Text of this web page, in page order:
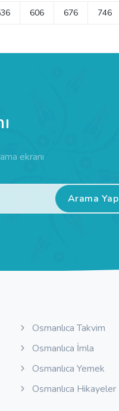
606 676 746
ekranı
Arama Yap
Osmanlıca Takvim
Osmanlıca İmla
Osmanlıca Yemek
Osmanlıca Hikayeler